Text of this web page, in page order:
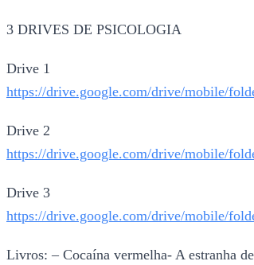
3 DRIVES DE PSICOLOGIA
Drive 1
https://drive.google.com/drive/mobile/
Drive 2
https://drive.google.com/drive/mobile/
Drive 3
https://drive.google.com/drive/mobile/
Livros: – Cocaína vermelha- A estranha